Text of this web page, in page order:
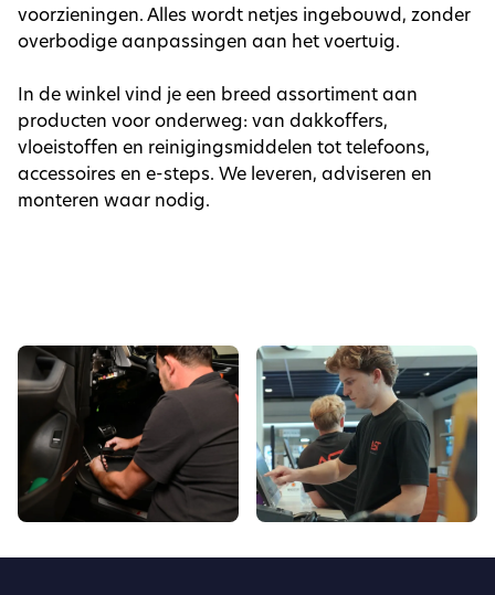
voorzieningen. Alles wordt netjes ingebouwd, zonder
overbodige aanpassingen aan het voertuig.
In de winkel vind je een breed assortiment aan
producten voor onderweg: van dakkoffers,
vloeistoffen en reinigingsmiddelen tot telefoons,
accessoires en e-steps. We leveren, adviseren en
monteren waar nodig.